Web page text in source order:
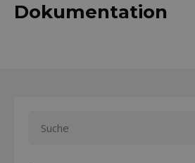
Dokumentation